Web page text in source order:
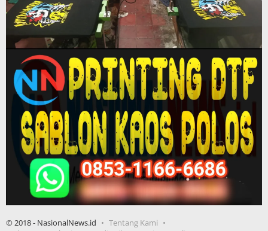
© 2018 - NasionalNews.id
Tentang Kami